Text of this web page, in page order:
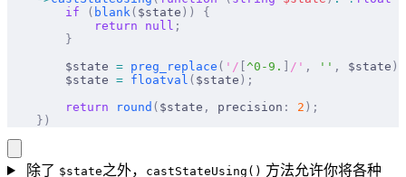
        if
( blank( $state ))
{
            return
null ;
        }
        $state
= preg_replace ( '/ ^0-9. /' , '' , $state );
        $state
= floatval ( $state );
        return
round ( $state , precision : 2 );
    })
除了 $state之外， castStateUsing() 方法允许你将各种